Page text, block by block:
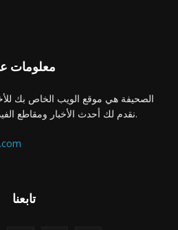
معلومات
الصحيفة هي موقع الويب الخاص بك
نقدم لك أحدث الأخبار ومقاطع الفيديو مباشرة من صناعة الترفيه.
تابعنا